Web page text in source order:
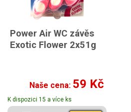
Power Air WC závěs
Exotic Flower 2x51g
Naše cena: 59 Kč
K dispozici 15 a více ks